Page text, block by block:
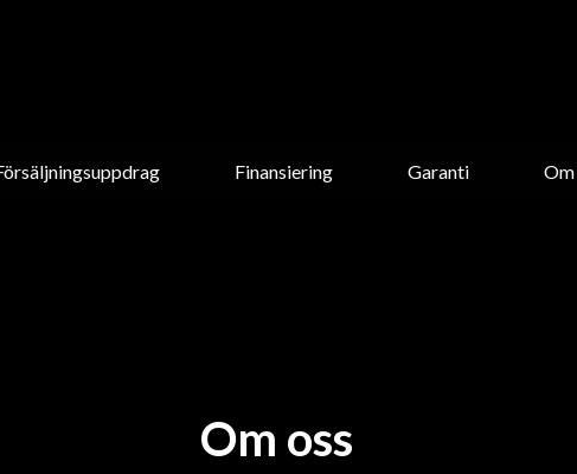
Finansiering Garanti Om
Om oss